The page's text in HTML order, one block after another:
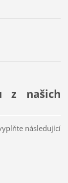
z našich
následující